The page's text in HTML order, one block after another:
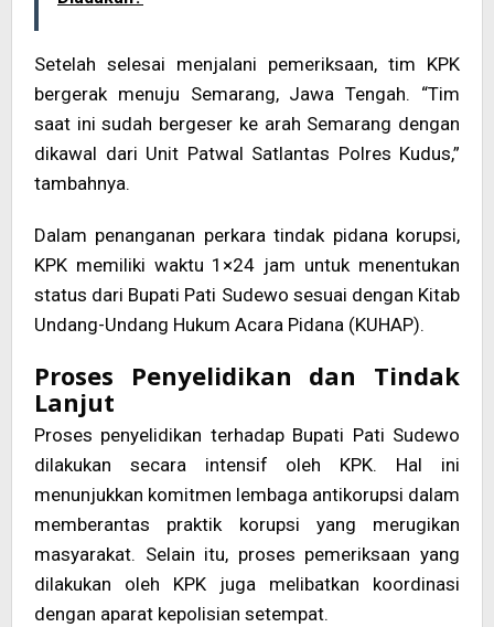
Setelah selesai menjalani pemeriksaan, tim KPK
bergerak menuju Semarang, Jawa Tengah. “Tim
saat ini sudah bergeser ke arah Semarang dengan
dikawal dari Unit Patwal Satlantas Polres Kudus,”
tambahnya.
Dalam penanganan perkara tindak pidana korupsi,
KPK memiliki waktu 1×24 jam untuk menentukan
status dari Bupati Pati Sudewo sesuai dengan Kitab
Undang-Undang Hukum Acara Pidana (KUHAP).
Proses Penyelidikan dan Tindak
Lanjut
Proses penyelidikan terhadap Bupati Pati Sudewo
dilakukan secara intensif oleh KPK. Hal ini
menunjukkan komitmen lembaga antikorupsi dalam
memberantas praktik korupsi yang merugikan
masyarakat. Selain itu, proses pemeriksaan yang
dilakukan oleh KPK juga melibatkan koordinasi
dengan aparat kepolisian setempat.